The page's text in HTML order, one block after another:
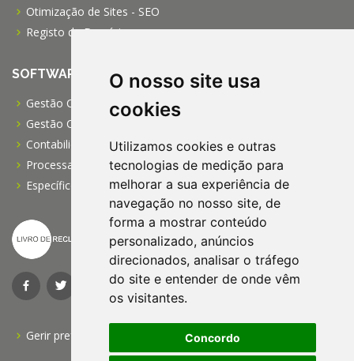
O nosso site usa
cookies
Utilizamos cookies e outras
tecnologias de medição para
melhorar a sua experiência de
navegação no nosso site, de
forma a mostrar conteúdo
personalizado, anúncios
direcionados, analisar o tráfego
do site e entender de onde vêm
os visitantes.
Concordo
Otimização de Sites - SEO
Registo de Domínios
SOFTWARE
Gestão Comercial PRO
Gestão Comercial PME
Contabilidade Profissional
Processamento de Salários
Específico para IPSS
Gerir preferências do cookies